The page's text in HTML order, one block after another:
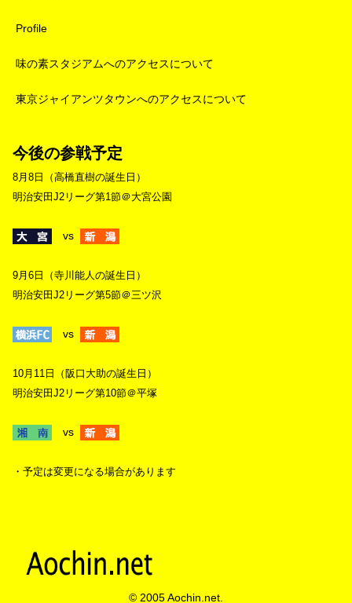
Profile
味の素スタジアムへのアクセスについて
東京ジャイアンツタウンへのアクセスについて
今後の参戦予定
8月8日（高橋直樹の誕生日）
明治安田J2リーグ第1節＠大宮公園
vs
9月6日（寺川能人の誕生日）
明治安田J2リーグ第5節＠三ツ沢
vs
10月11日（阪口大助の誕生日）
明治安田J2リーグ第10節＠平塚
vs
・予定は変更になる場合があります
© 2005 Aochin.net.